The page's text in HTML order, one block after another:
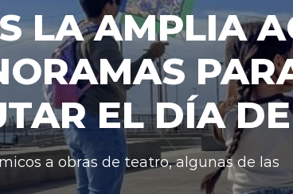
LA AMPLIA
EL DÍA
a obras de teatro, algunas de las